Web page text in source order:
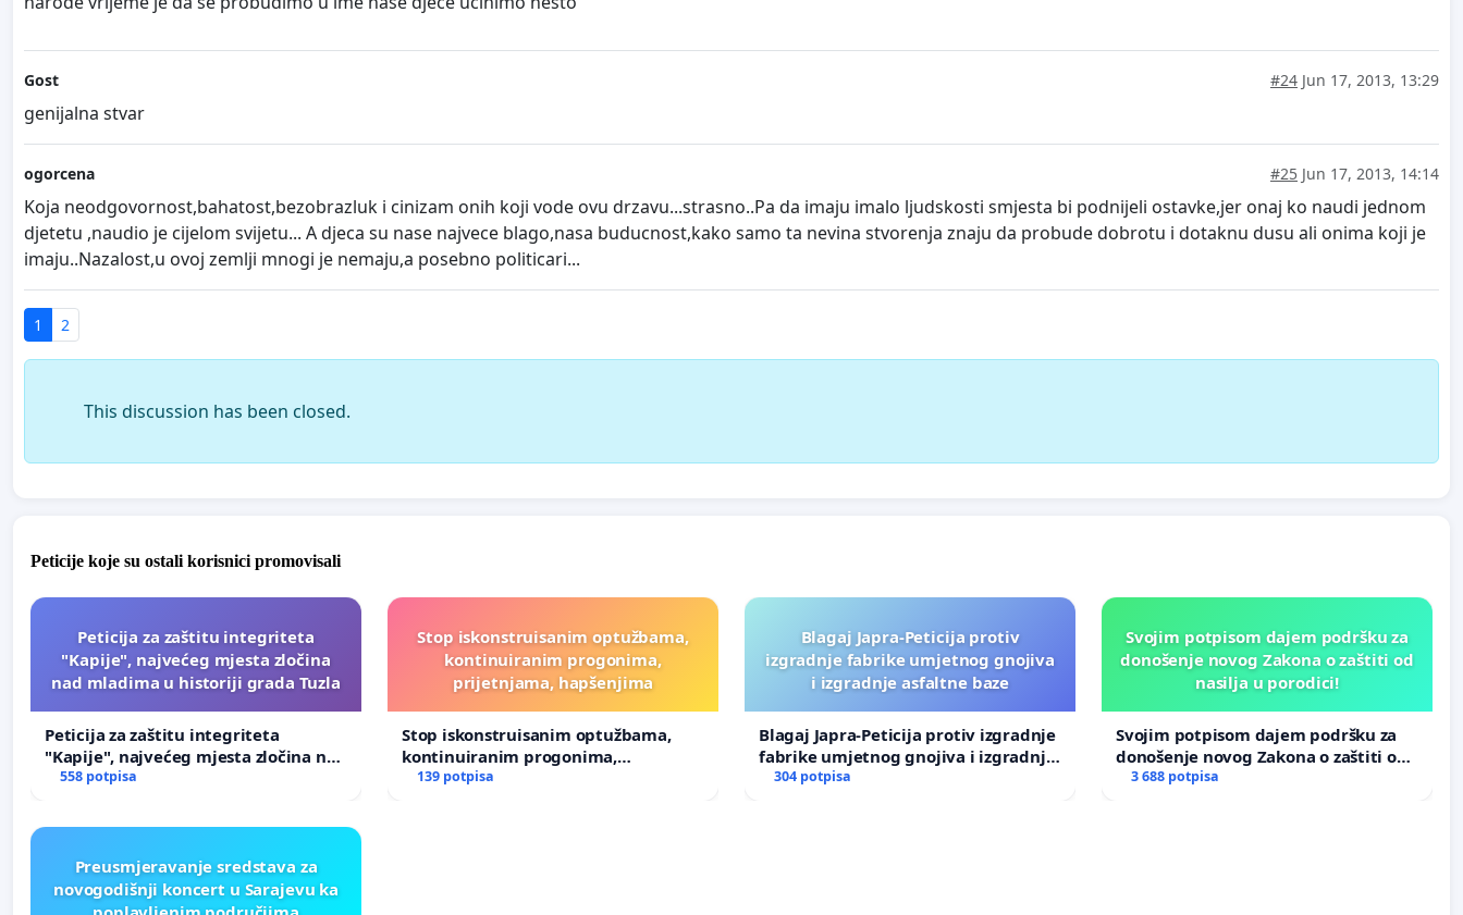
Gost #24 Jun 17, 2013, 13:29
genijalna stvar
ogorcena #25 Jun 17, 2013, 14:14
Koja neodgovornost,bahatost,bezobrazluk i cinizam onih koji vode ovu drzavu...strasno..Pa da imaju imalo ljudskosti smjesta bi podnijeli ostavke,jer onaj ko naudi jednom
djetetu ,naudio je cijelom svijetu... A djeca su nase najvece blago,nasa buducnost,kako samo ta nevina stvorenja znaju da probude dobrotu i dotaknu dusu ali onima koji je
imaju..Nazalost,u ovoj zemlji mnogi je nemaju,a posebno politicari...
1 2
This discussion has been closed.
Peticije koje su ostali korisnici promovisali
Peticija za zaštitu integriteta
"Kapije", najvećeg mjesta zločina
nad mladima u historiji grada Tuzla
Peticija za zaštitu integriteta
"Kapije", najvećeg mjesta zločina nad
mladima u historiji grada Tuzla
558 potpisa
Stop iskonstruisanim optužbama,
kontinuiranim progonima,
prijetnjama, hapšenjima
Stop iskonstruisanim optužbama,
kontinuiranim progonima,
prijetnjama, hapšenjima
139 potpisa
Blagaj Japra-Peticija protiv
izgradnje fabrike umjetnog gnojiva
i izgradnje asfaltne baze
Blagaj Japra-Peticija protiv izgradnje
fabrike umjetnog gnojiva i izgradnje
asfaltne baze
304 potpisa
Svojim potpisom dajem podršku za
donošenje novog Zakona o zaštiti od
nasilja u porodici!
Svojim potpisom dajem podršku za
donošenje novog Zakona o zaštiti od
nasilja u porodici!
3 688 potpisa
Preusmjeravanje sredstava za
novogodišnji koncert u Sarajevu ka